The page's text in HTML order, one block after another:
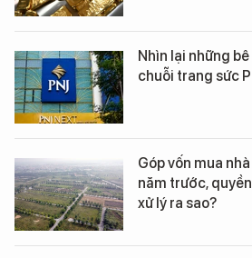
Nhìn lại những
chuỗi trang sức
Góp vốn mua
năm trước,
xử lý ra sao?